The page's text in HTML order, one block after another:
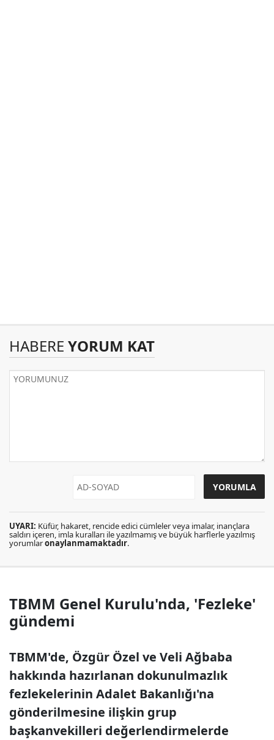
HABERE YORUM KAT
UYARI: Küfür, hakaret, rencide edici cümleler veya imalar, inançlara
saldırı içeren, imla kuralları ile yazılmamış ve büyük harflerle yazılmış
yorumlaronaylanmamaktadır.
TBMM Genel Kurulu'nda, 'Fezleke'
gündemi
TBMM'de, Özgür Özel ve Veli Ağbaba
hakkında hazırlanan dokunulmazlık
fezlekelerinin Adalet Bakanlığı'na
gönderilmesine ilişkin grup
başkanvekilleri değerlendirmelerde